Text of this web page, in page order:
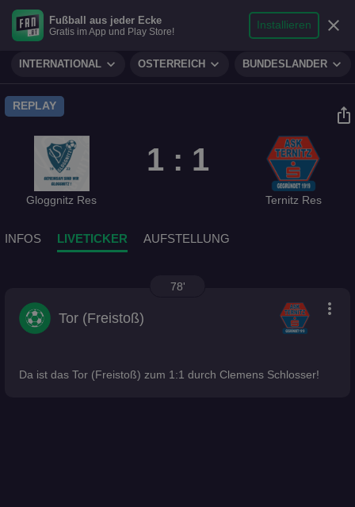
sports_soccer FUSSBALLexpand_more search
Suche
micro
Reporter
person
Login
INTERNATIONAL expand_more ÖSTERREICH expand_more BUNDESLÄNDER expand_more
Fußball aus jeder Ecke
Gratis im App und Play Store!
Installieren close
ios_share
REPLAY
Gloggnitz Res
1 : 1
Ternitz Res
INFOS LIVETICKER AUFSTELLUNG
78'
Tor (Freistoß) more_vert
Da ist das Tor (Freistoß) zum 1:1 durch Clemens Schlosser!